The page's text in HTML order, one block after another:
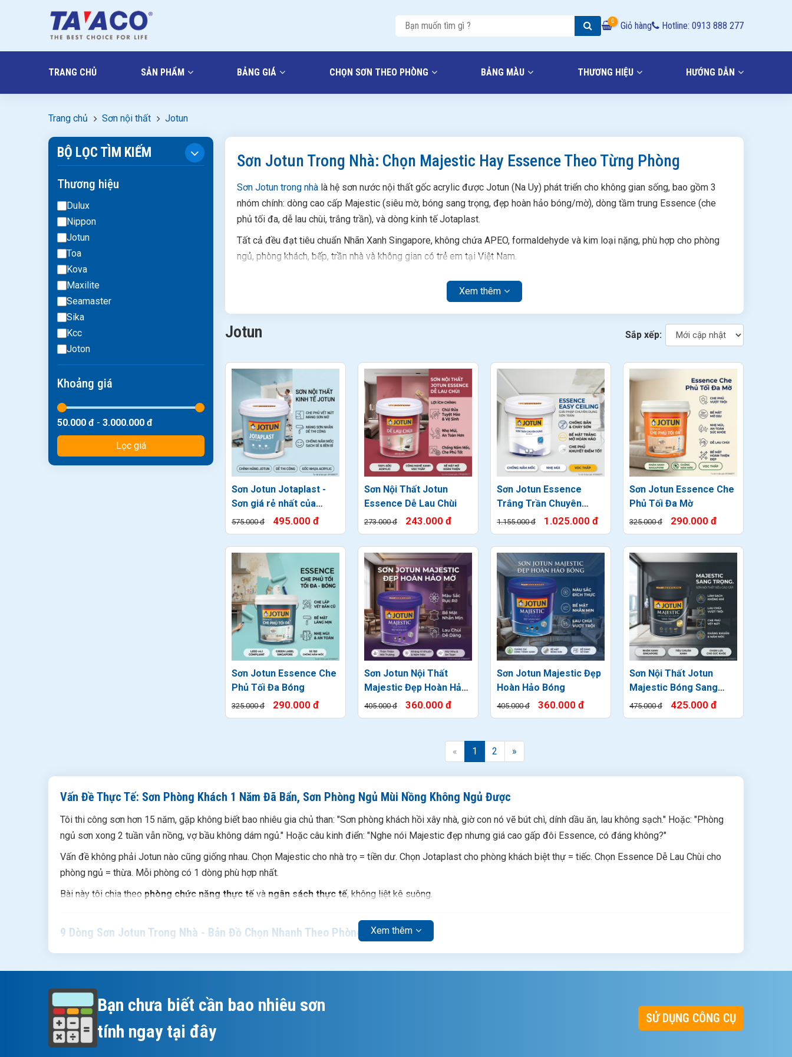
0 Giỏ hàng Hotline: 0913 888 277
TRANG CHỦ SẢN PHẨM BẢNG GIÁ CHỌN SƠN THEO PHÒNG BẢNG MÀU THƯƠNG HIỆU HƯỚNG DẪN
Trang chủ Sơn nội thất Jotun
BỘ LỌC TÌM KIẾM
Thương hiệu
Dulux
Nippon
Jotun
Toa
Kova
Maxilite
Seamaster
Sika
Kcc
Joton
Khoảng giá
50.000 đ - 3.000.000 đ
Lọc giá
Sơn Jotun Trong Nhà: Chọn Majestic Hay Essence Theo Từng Phòng
Sơn Jotun trong nhà là hệ sơn nước nội thất gốc acrylic được Jotun (Na Uy) phát triển cho không gian sống, bao gồm 3
nhóm chính: dòng cao cấp Majestic (siêu mờ, bóng sang trọng, đẹp hoàn hảo bóng/mờ), dòng tầm trung Essence (che
phủ tối đa, dễ lau chùi, trắng trần), và dòng kinh tế Jotaplast.
Tất cả đều đạt tiêu chuẩn Nhãn Xanh Singapore, không chứa APEO, formaldehyde và kim loại nặng, phù hợp cho phòng
ngủ, phòng khách, bếp, trần nhà và không gian có trẻ em tại Việt Nam.
Xem thêm
Jotun Sắp xếp:
Sơn Jotun Jotaplast -
Sơn giá rẻ nhất của
Jotun trong nhà
575.000 đ 495.000 đ
Sơn Nội Thất Jotun
Essence Dễ Lau Chùi
273.000 đ 243.000 đ
Sơn Jotun Essence
Trắng Trần Chuyên
Dụng
1.155.000 đ 1.025.000 đ
Sơn Jotun Essence Che
Phủ Tối Đa Mờ
325.000 đ 290.000 đ
Sơn Jotun Essence Che
Phủ Tối Đa Bóng
325.000 đ 290.000 đ
Sơn Jotun Nội Thất
Majestic Đẹp Hoàn Hảo
Mờ
405.000 đ 360.000 đ
Sơn Jotun Majestic Đẹp
Hoàn Hảo Bóng
405.000 đ 360.000 đ
Sơn Nội Thất Jotun
Majestic Bóng Sang
Trọng
475.000 đ 425.000 đ
« 1 2 »
Vấn Đề Thực Tế: Sơn Phòng Khách 1 Năm Đã Bẩn, Sơn Phòng Ngủ Mùi Nồng Không Ngủ Được
Tôi thi công sơn hơn 15 năm, gặp không biết bao nhiêu gia chủ than: "Sơn phòng khách hồi xây nhà, giờ con nó vẽ bút chì, dính dầu ăn, lau không sạch." Hoặc: "Phòng
ngủ sơn xong 2 tuần vẫn nồng, vợ bầu không dám ngủ." Hoặc câu kinh điển: "Nghe nói Majestic đẹp nhưng giá cao gấp đôi Essence, có đáng không?"
Vấn đề không phải Jotun nào cũng giống nhau. Chọn Majestic cho nhà trọ = tiền dư. Chọn Jotaplast cho phòng khách biệt thự = tiếc. Chọn Essence Dễ Lau Chùi cho
phòng ngủ = thừa. Mỗi phòng có 1 dòng phù hợp nhất.
Bài này tôi chia theo phòng chức năng thực tếvà ngân sách thực tế, không liệt kê suông.
9 Dòng Sơn Jotun Trong Nhà - Bản Đồ Chọn Nhanh Theo Phòng
Majestic Đẹp Nguyên Bản Phòng ngủ master, phòng khách cao cấp Siêu mờ, màu trung thực nhất, không gian sang trọng
Majestic Bóng Sang Trọng Bóng sang, làm sạch không khí, dễ lau
Majestic Đẹp Hoàn Hảo Bóng
Xem thêm
Bạn chưa biết cần bao nhiêu sơn
tính ngay tại đây
SỬ DỤNG CÔNG CỤ